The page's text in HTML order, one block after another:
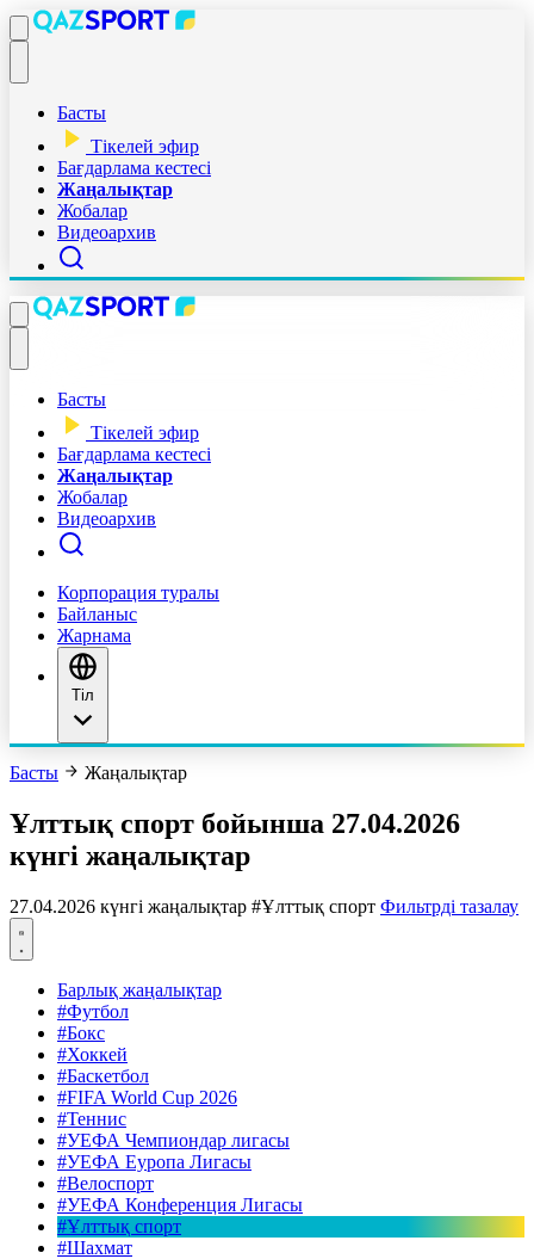
Басты
Тікелей эфир
Бағдарлама кестесі
Жаңалықтар
Жобалар
Видеоархив
Басты
Тікелей эфир
Бағдарлама кестесі
Жаңалықтар
Жобалар
Видеоархив
Корпорация туралы
Байланыс
Жарнама
Тіл
Басты Жаңалықтар
Ұлттық спорт бойынша 27.04.2026
күнгі жаңалықтар
27.04.2026 күнгі жаңалықтар #Ұлттық спорт Фильтрді тазалау
Барлық жаңалықтар
#Футбол
#Бокс
#Хоккей
#Баскетбол
#FIFA World Cup 2026
#Теннис
#УЕФА Чемпиондар лигасы
#УЕФА Еуропа Лигасы
#Велоспорт
#УЕФА Конференция Лигасы
#Ұлттық спорт
#Шахмат